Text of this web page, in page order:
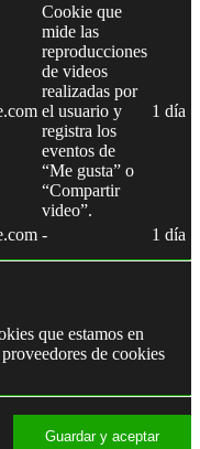
Cookie que
mide las
reproducciones
de videos
realizadas por
el usuario y
registra los
eventos de
“Me gusta” o
“Compartir
video”.
1 día
- 1 día
que estamos en
de cookies
Guardar y aceptar